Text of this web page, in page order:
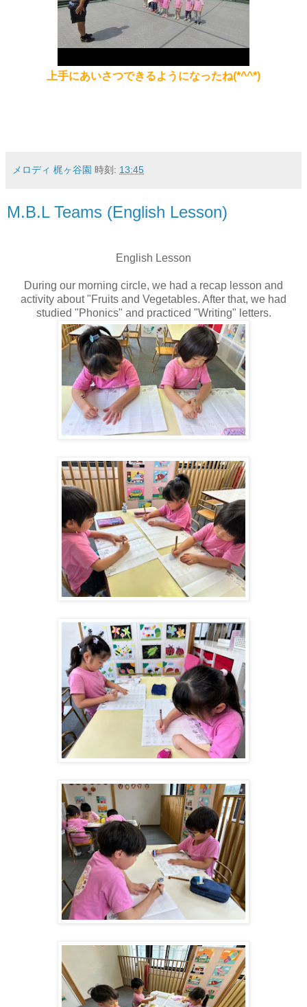
上手にあいさつできるようになったね(*^^*)
メロディ 梶ヶ谷園 時刻: 13:45
M.B.L Teams (English Lesson)
English Lesson
During our morning circle, we had a recap lesson and
activity about "Fruits and Vegetables. After that, we had
studied "Phonics" and practiced "Writing" letters.